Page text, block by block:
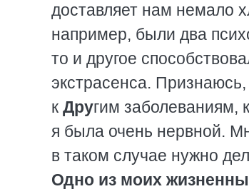
доставляет нам немало
например, были два
то и другое
экстрасенса.
к Другим заболеваниям,
я была очень нервной.
в таком случае нужно
Одно из моих